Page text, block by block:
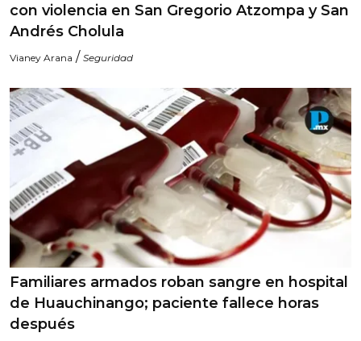
con violencia en San Gregorio Atzompa y San
Andrés Cholula
Vianey Arana / Seguridad
Familiares armados roban sangre en hospital
de Huauchinango; paciente fallece horas
después